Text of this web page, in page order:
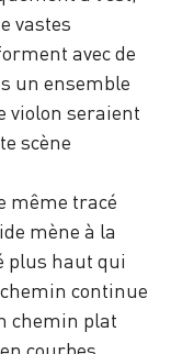
vastes
avec de
un ensemble
violon seraient
scène
même tracé
mène à la
plus haut qui
continue
chemin plat